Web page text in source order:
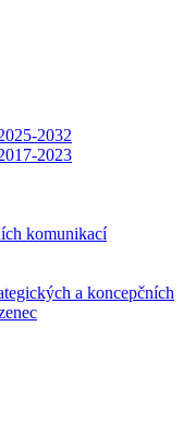
2032
2023
komunikací
a koncepčních